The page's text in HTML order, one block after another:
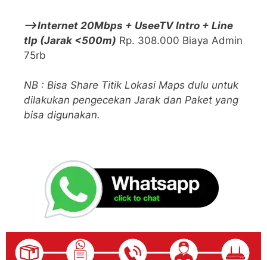
—>Internet 20Mbps + UseeTV Intro + Line
tlp (Jarak <500m) Rp. 308.000 Biaya Admin
75rb
NB : Bisa Share Titik Lokasi Maps dulu untuk
dilakukan pengecekan Jarak dan Paket yang
bisa digunakan.